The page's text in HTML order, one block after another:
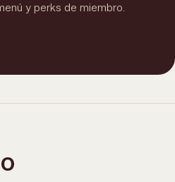
y perks de miembro.